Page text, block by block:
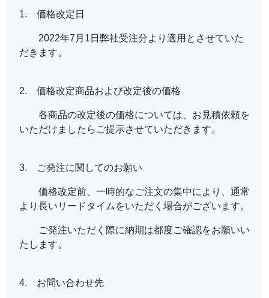
1. 価格改定日
2022年7月1日弊社受注分より適用とさせていた
だきます。
2. 価格改定商品および改定後の価格
各商品の改定後の価格については、お見積依頼を
いただけましたらご提示させていただきます。
3. ご発注に関してのお願い
価格改定前、一時的なご注文の集中により、通常
より長いリードタイムをいただく場合がございます。
ご発注いただく際に納期は都度ご確認をお願いい
たします。
4. お問い合わせ先